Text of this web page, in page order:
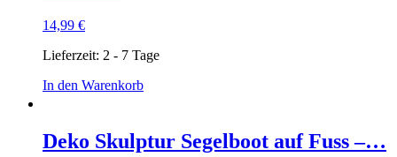
14,99 €
Lieferzeit: 2 - 7 Tage
In den Warenkorb
Deko Skulptur Segelboot auf Fuss –…